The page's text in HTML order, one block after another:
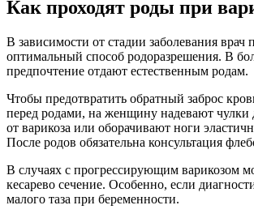
Как проходят роды при
В зависимости от стадии заболевания врач
оптимальный способ родоразрешения. В
предпочтение отдают естественным родам.
Чтобы предотвратить обратный заброс
перед родами, на женщину надевают чулки
от варикоза или оборачивают ноги
После родов обязательна консультация
В случаях с прогрессирующим варикозом
кесарево сечение. Особенно, если
малого таза при беременности.